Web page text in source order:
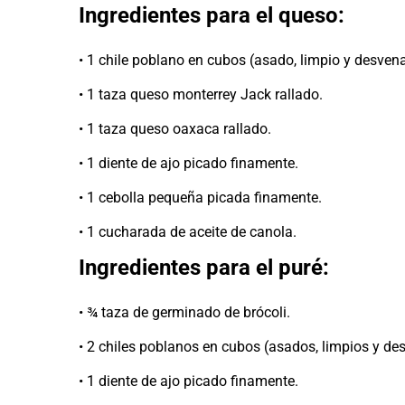
Ingredientes para el queso:
• 1 chile poblano en cubos (asado, limpio y
• 1 taza queso monterrey Jack rallado.
• 1 taza queso oaxaca rallado.
• 1 diente de ajo picado finamente.
• 1 cebolla pequeña picada finamente.
• 1 cucharada de aceite de canola.
Ingredientes para el puré:
• ¾ taza de germinado de brócoli.
• 2 chiles poblanos en cubos (asados, limpios y
• 1 diente de ajo picado finamente.